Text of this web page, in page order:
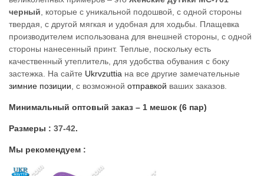
черный , которые с уникальной подошвой, с одной стороны
твердая, с другой мягкая и удобная для ходьбы. Плащевка
производителем использована для внешней стороны, с одной
стороны нанесенный принт. Теплые, поскольку есть
качественный утеплитель, для удобства обувания с боку
застежка. На сайте Ukrvzuttia на все другие замечательные
зимние позиции , с возможной отправкой ваших заказов.
Минимальный оптовый заказ – 1 мешок (6 пар)
Размеры : 37-42.
Мы рекомендуем :